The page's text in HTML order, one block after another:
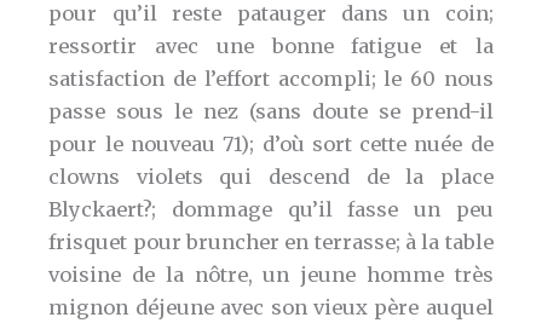
pour qu’il reste patauger dans un coin;
ressortir avec une bonne fatigue et la
satisfaction de l’effort accompli; le 60 nous
passe sous le nez (sans doute se prend-il
pour le nouveau 71); d’où sort cette nuée de
clowns violets qui descend de la place
Blyckaert?; dommage qu’il fasse un peu
frisquet pour bruncher en terrasse; à la table
voisine de la nôtre, un jeune homme très
mignon déjeune avec son vieux père auquel